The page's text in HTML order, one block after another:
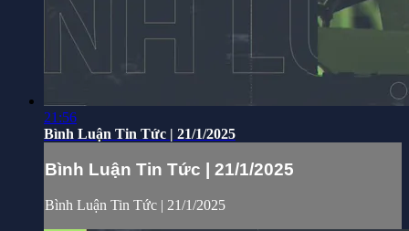
21:56
Bình Luận Tin Tức | 21/1/2025
Bình Luận Tin Tức | 21/1/2025
Bình Luận Tin Tức | 21/1/2025